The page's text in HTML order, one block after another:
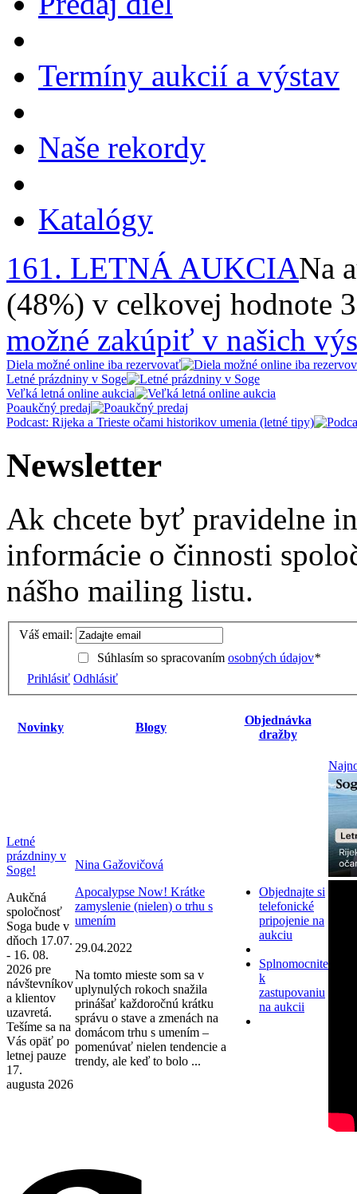
Termíny aukcií a výstav
Naše rekordy
Katalógy
161. LETNÁ AUKCIANa
(48%) v celkovej hodnote
možné zakúpiť v našich
Diela možné online iba rezervovať
Letné prázdniny v Soge
Veľká letná online aukcia
Poaukčný predaj
Podcast: Rijeka a Trieste očami historikov umenia (letné tipy)
Newsletter
Ak chcete byť pravidelne
informácie o činnosti
nášho mailing listu.
Váš email:
Súhlasím so spracovaním osobných údajov*
Prihlásiť Odhlásiť
Novinky Blogy
Objednávka
dražby
Letné
prázdniny v
Soge!
Aukčná
spoločnosť
Soga bude v
dňoch 17.07.
- 16. 08.
2026 pre
návštevníkov
a klientov
uzavretá.
Tešíme sa na
Vás opäť po
letnej pauze
17.
augusta 2026
Nina Gažovičová
Apocalypse Now! Krátke
zamyslenie (nielen) o trhu s
umením
29.04.2022
Na tomto mieste som sa v
uplynulých rokoch snažila
prinášať každoročnú krátku
správu o stave a zmenách na
domácom trhu s umením –
pomenúvať nielen tendencie a
trendy, ale keď to bolo ...
Objednajte si
telefonické
pripojenie na
aukciu
Splnomocnite
k
zastupovaniu
na aukcii